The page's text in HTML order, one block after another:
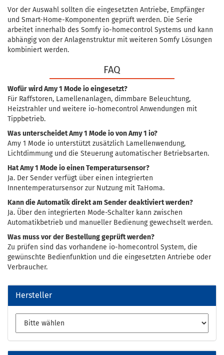
Vor der Auswahl sollten die eingesetzten Antriebe, Empfänger
und Smart-Home-Komponenten geprüft werden. Die Serie
arbeitet innerhalb des Somfy io-homecontrol Systems und kann
abhängig von der Anlagenstruktur mit weiteren Somfy Lösungen
kombiniert werden.
FAQ
Wofür wird Amy 1 Mode io eingesetzt?
Für Raffstoren, Lamellenanlagen, dimmbare Beleuchtung,
Heizstrahler und weitere io-homecontrol Anwendungen mit
Tippbetrieb.
Was unterscheidet Amy 1 Mode io von Amy 1 io?
Amy 1 Mode io unterstützt zusätzlich Lamellenwendung,
Lichtdimmung und die Steuerung automatischer Betriebsarten.
Hat Amy 1 Mode io einen Temperatursensor?
Ja. Der Sender verfügt über einen integrierten
Innentemperatursensor zur Nutzung mit TaHoma.
Kann die Automatik direkt am Sender deaktiviert werden?
Ja. Über den integrierten Mode-Schalter kann zwischen
Automatikbetrieb und manueller Bedienung gewechselt werden.
Was muss vor der Bestellung geprüft werden?
Zu prüfen sind das vorhandene io-homecontrol System, die
gewünschte Bedienfunktion und die eingesetzten Antriebe oder
Verbraucher.
Hersteller